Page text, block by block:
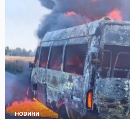
НОВИНИ